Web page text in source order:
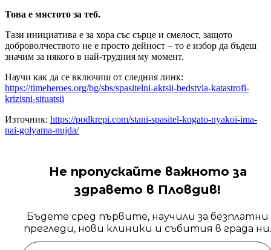
Това е мястото за теб.
Тази инициатива е за хора със сърце и смелост, защото
доброволчеството не е просто дейност – то е избор да бъдеш
значим за някого в най-трудния му момент.
Научи как да се включиш от следния линк:
https://timeheroes.org/bg/sbs/spasitelni-aktsii-bedstvia-katastrofi-
krizisni-situatsii
Източник: https://podkrepi.com/stani-spasitel-kogato-nyakoi-ima-
nai-golyama-nujda/
Не пропускайте важното за
здравето в Пловдив!
Бъдете сред първите, научили за безплатни
прегледи, нови клиники и събития в града ни.